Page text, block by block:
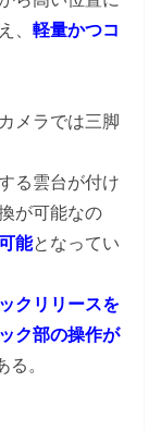
、 軽量かつコ
メラでは三脚
る雲台が付け
が可能なの
能となってい
クリリースを
ク部の操作が
。